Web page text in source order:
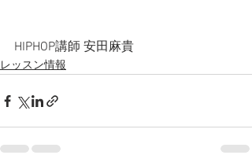
HIPHOP講師 安田麻貴
レッスン情報